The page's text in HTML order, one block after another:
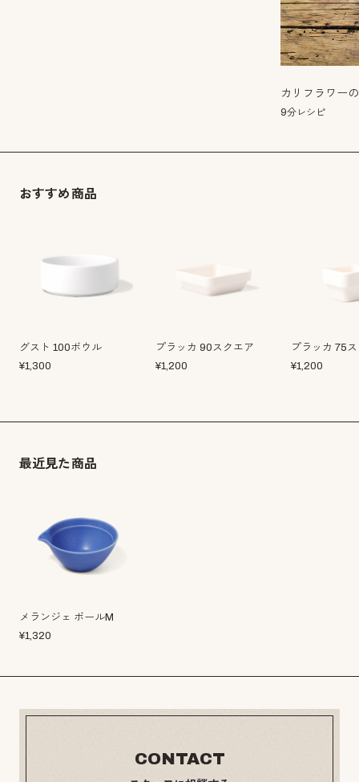
カリフラワー
9分レシピ
おすすめ商品
グスト 100ボウル
¥1,300
プラッカ 90スクエア
¥1,200
プラッカ 75
¥1,200
最近見た商品
メランジェ ボールM
¥1,320
CONTACT